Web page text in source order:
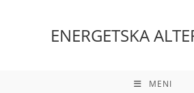
ENERGETSKA
MENI